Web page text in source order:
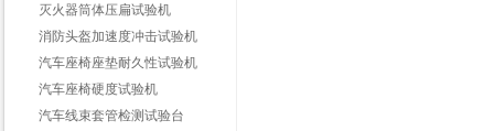
灭火器筒体压扁试验机
消防头盔加速度冲击试验机
汽车座椅座垫耐久性试验机
汽车座椅硬度试验机
汽车线束套管检测试验台